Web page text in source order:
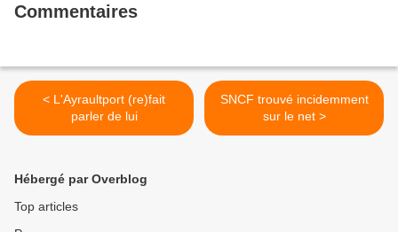
Commentaires
< L'Ayraultport (re)fait
parler de lui
SNCF trouvé incidemment
sur le net >
Hébergé par Overblog
Top articles